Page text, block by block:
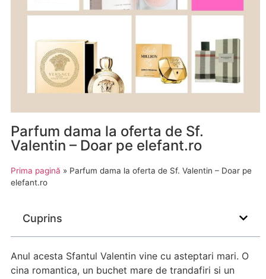
Parfum dama la oferta de Sf.
Valentin – Doar pe elefant.ro
Prima pagină » Parfum dama la oferta de Sf. Valentin – Doar pe
elefant.ro
Cuprins
Anul acesta Sfantul Valentin vine cu asteptari mari. O
cina romantica, un buchet mare de trandafiri si un